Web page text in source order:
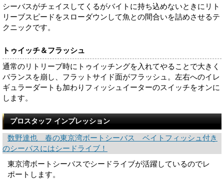
シーバスがチェイスしてくるがバイトに持ち込めないときにリト
リーブスピードをスローダウンして魚との間合いを詰めさせるテ
クニックです。
トゥイッチ＆フラッシュ
通常のリトリーブ時にトゥイッチングを入れてやることで大きく
バランスを崩し、フラットサイド面がフラッシュ。左右へのイレ
ギュラーダートも加わりフィッシュイーターのスイッチをオンに
します。
プロスタッフ インプレッション
数野達也 春の東京湾ボートシーバス ベイトフィッシュ付き
のシーバスにはシードライブ！
東京湾ボートシーバスでシードライブが活躍しているのでレ
ポートします。